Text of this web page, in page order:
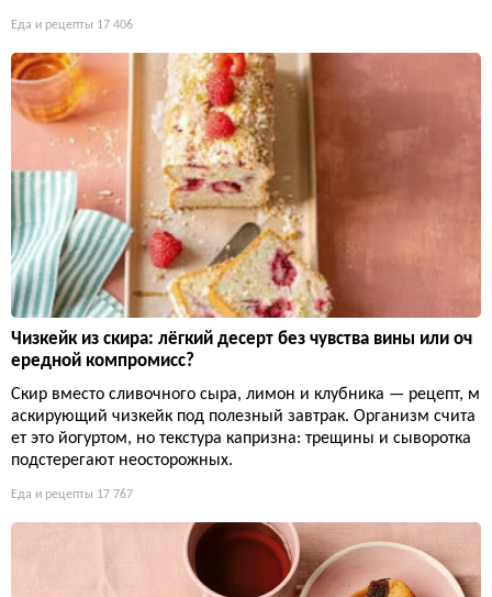
Еда и рецепты 17 406
Чизкейк из скира: лёгкий десерт без чувства вины или оч
ередной компромисс?
Скир вместо сливочного сыра, лимон и клубника — рецепт, м
аскирующий чизкейк под полезный завтрак. Организм счита
ет это йогуртом, но текстура капризна: трещины и сыворотка
подстерегают неосторожных.
Еда и рецепты 17 767